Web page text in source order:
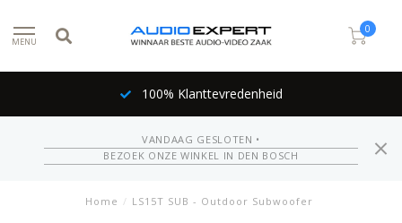
MENU
0
100% Klanttevredenheid
VANDAAG GESLOTEN •
BEZOEK ONZE WINKEL IN DEN BOSCH
Home / LS15T SUB - Outdoor Subwoofer